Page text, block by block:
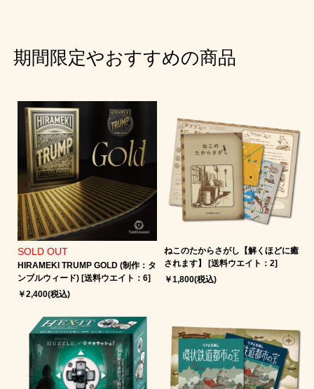
期間限定やおすすめの商品
SOLD OUT
HIRAMEKI TRUMP GOLD (制作：タ
ンブルウィード) [送料ウエイト：6]
￥2,400(税込)
ねこのたからさがし【解くほどに癒
されます】 [送料ウエイト：2]
￥1,800(税込)